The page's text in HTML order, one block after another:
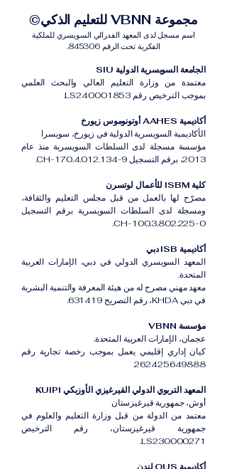
مجموعة VBNN للتعليم الذكي©
اسم مسجل لدى المعهد الفدرالي السويسري للملكية
الفكرية تحت الرقم 845306.
الجامعة السويسرية الدولية SIU
معتمدة من وزارة التعليم العالي والبحث العلمي
بموجب الترخيص رقم LS240001853.
أكاديمية AAHES أوتونوموس زيورخ
الأكاديمية السويسرية الدولية في زيورخ، سويسرا
مؤسسة مسجلة لدى السلطات السويسرية منذ عام
2013، برقم التسجيل CH-170.4.012.134-9.
كلية ISBM للأعمال لوتسرن
مصرّح لها بالعمل من قبل مجلس التعليم والثقافة،
ومسجلة لدى السلطات السويسرية برقم التسجيل
CH-100.3.802.225-0.
أكاديمية ISB دبي
المعهد السويسري الدولي في دبي، الإمارات العربية
المتحدة.
معهد مهني مصرح له من هيئة المعرفة والتنمية البشرية
في دبي KHDA، رقم التصريح 631419.
مؤسسة VBNN
عجمان، الإمارات العربية المتحدة.
كيان إداري إقليمي يعمل بموجب رخصة تجارية رقم
262425649888.
المعهد التربوي الدولي القيرغيزي الأوزبكي KUIPI
أوش، جمهورية قيرغيزستان
معتمد من الدولة من قبل وزارة التعليم والعلوم في
جمهورية قيرغيزستان، رقم الترخيص
LS230000271.